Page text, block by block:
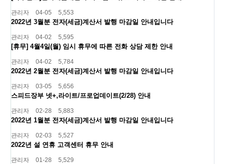
관리자 04-05 5,553
2022년 3월분 전자(세금)계산서 발행 마감일 안내입니다
관리자 04-02 5,595
[휴무] 4월4일(월) 임시 휴무에 따른 전화 상담 제한 안내
관리자 04-02 5,784
2022년 2월분 전자(세금)계산서 발행 마감일 안내입니다
관리자 03-05 5,656
스피드장부 넷+,라이트/프로업데이트(2/28) 안내
관리자 02-28 5,883
2022년 1월분 전자(세금)계산서 발행 마감일 안내입니다
관리자 02-03 5,527
2022년 설 연휴 고객센터 휴무 안내
관리자 01-28 5,529